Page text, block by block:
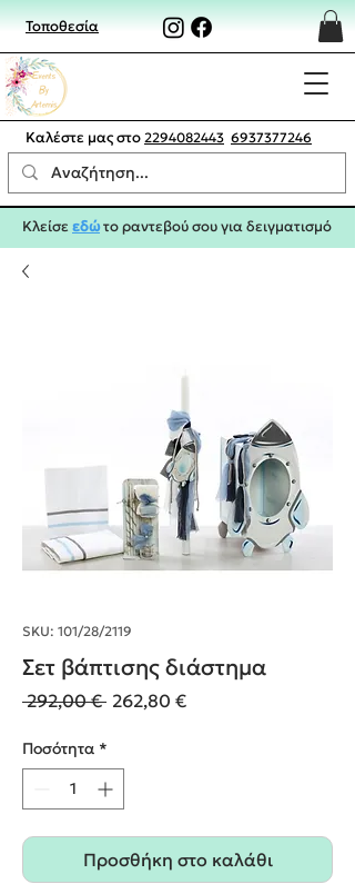
Τοποθεσία
Καλέστε μας στο 2294082443 6937377246
Κλείσεεδώτο ραντεβού σου για δειγματισμό
SKU: 101/28/2119
Σετ βάπτισης διάστημα
292,00 € Κανονική
262,80 €Τιμή
Ποσότητα *
Προσθήκη στο καλάθι